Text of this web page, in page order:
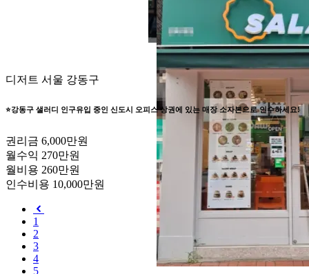
디저트 서울 강동구
⭐강동구 샐러디 인구유입 중인 신도시 오피스 상권에 있는 매장 소자본으로 인수하세요!
권리금 6,000만원
월수익 270만원
월비용 260만원
인수비용 10,000만원
1
2
3
4
5